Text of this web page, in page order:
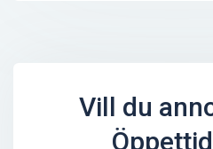
Vill du